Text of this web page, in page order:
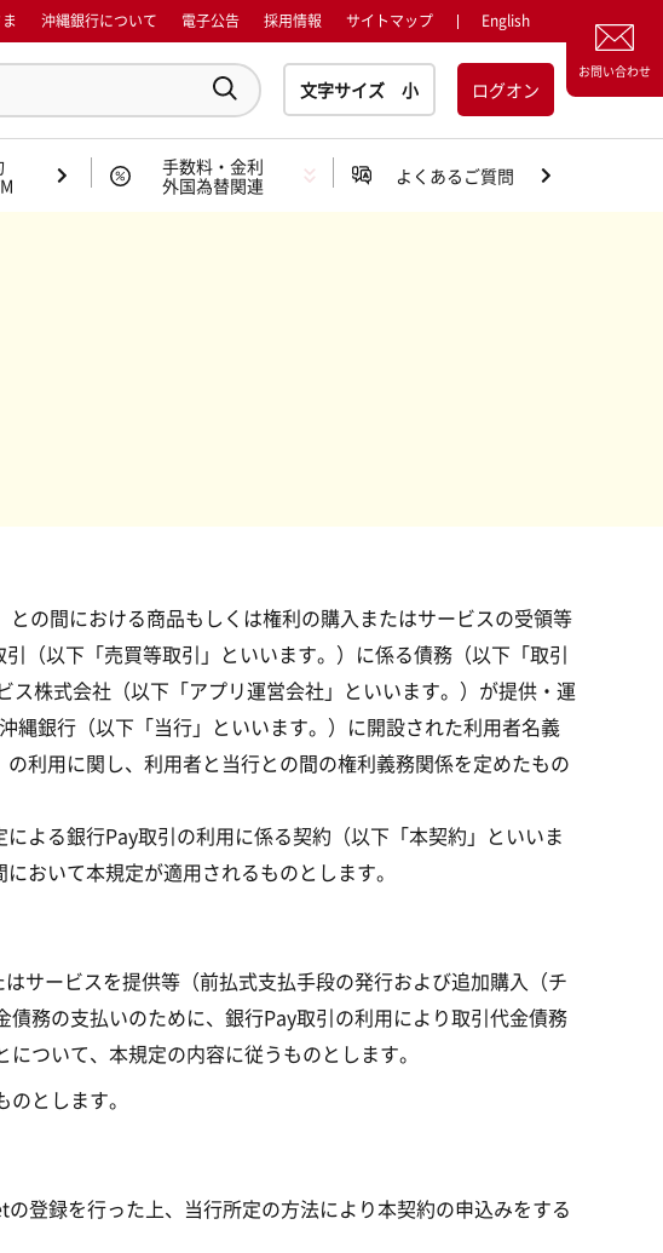
English
お問い合わせ
ログオン
手数料・金利
外国為替関連
よくあるご質問
沖縄銀行について 電子公告 採用情報 サイトマップ
の間における商品もしくは権利の購入またはサービスの受領等
（以下「売買等取引」といいます。）に係る債務（以下「取引
株式会社（以下「アプリ運営会社」といいます。）が提供・運
縄銀行（以下「当行」といいます。）に開設された利用者名義
利用に関し、利用者と当行との間の権利義務関係を定めたもの
よる銀行Pay取引の利用に係る契約（以下「本契約」といいま
おいて本規定が適用されるものとします。
サービスを提供等（前払式支払手段の発行および追加購入（チ
務の支払いのために、銀行Pay取引の利用により取引代金債務
ついて、本規定の内容に従うものとします。
とします。
登録を行った上、当行所定の方法により本契約の申込みをする